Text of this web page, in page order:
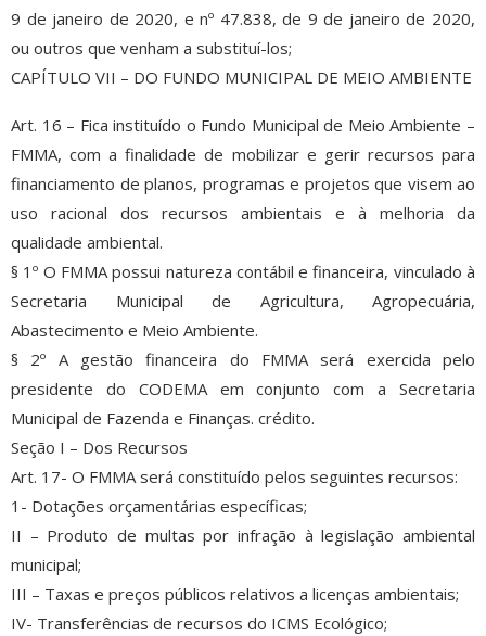
9 de janeiro de 2020, e nº 47.838, de 9 de janeiro de 2020,
ou outros que venham a substituí-los;
CAPÍTULO VII – DO FUNDO MUNICIPAL DE MEIO AMBIENTE
Art. 16 – Fica instituído o Fundo Municipal de Meio Ambiente –
FMMA, com a finalidade de mobilizar e gerir recursos para
financiamento de planos, programas e projetos que visem ao
uso racional dos recursos ambientais e à melhoria da
qualidade ambiental.
§ 1º O FMMA possui natureza contábil e financeira, vinculado à
Secretaria Municipal de Agricultura, Agropecuária,
Abastecimento e Meio Ambiente.
§ 2º A gestão financeira do FMMA será exercida pelo
presidente do CODEMA em conjunto com a Secretaria
Municipal de Fazenda e Finanças. crédito.
Seção I – Dos Recursos
Art. 17- O FMMA será constituído pelos seguintes recursos:
1- Dotações orçamentárias específicas;
II – Produto de multas por infração à legislação ambiental
municipal;
III – Taxas e preços públicos relativos a licenças ambientais;
IV- Transferências de recursos do ICMS Ecológico;